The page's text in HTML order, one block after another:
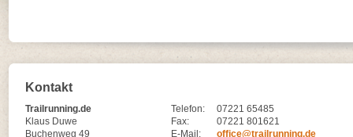
Kontakt
Trailrunning.de
Klaus Duwe
Buchenweg 49
Telefon:
07221 65485
Fax:
07221 801621
E-Mail:
office@trailrunning.de